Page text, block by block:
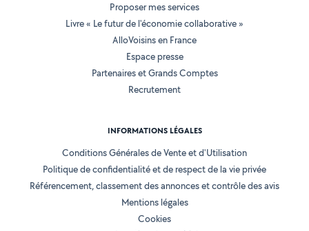
Proposer mes services
Livre « Le futur de l'économie collaborative »
AlloVoisins en France
Espace presse
Partenaires et Grands Comptes
Recrutement
INFORMATIONS LÉGALES
Conditions Générales de Vente et d'Utilisation
Politique de confidentialité et de respect de la vie privée
Référencement, classement des annonces et contrôle des avis
Mentions légales
Cookies